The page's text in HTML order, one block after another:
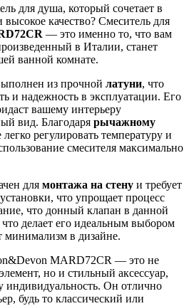
для душа, который сочетает в
качество? Смеситель для
— это именно то, что вам
в Италии, станет
ванной комнате.
из прочной латуни, что
и надежность в эксплуатации. Его
вашему интерьеру
вид. Благодаря рычажному
регулировать температуру и
смесителя максимально
для монтажа на стену и требует
что упрощает процесс
что донный клапан в данной
делает его идеальным выбором
минимализм в дизайне.
MARD72CR — это не
но и стильный аксессуар,
индивидуальность. Он отлично
будь то классический или